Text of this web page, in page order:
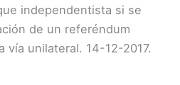
independentista si se
de un referéndum
vía unilateral. 14-12-2017.